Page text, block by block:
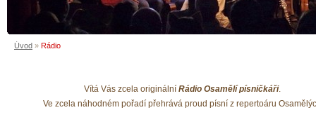
Úvod » Rádio
Vítá Vás zcela originální Rádio Osamělí písničkáři.
Ve zcela náhodném pořadí přehrává proud písní z repertoáru